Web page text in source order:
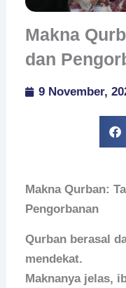
Makna
dan
9 November,
Makna Qurban:
Pengorbanan
Qurban berasal
mendekat.
Maknanya jelas,